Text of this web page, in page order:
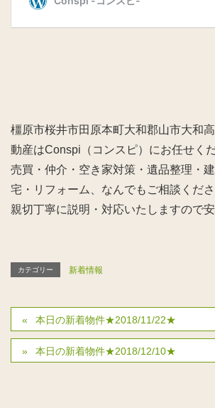
橿原市桜井市田原本町大和郡山市大和
動産はConspi（コンスピ）にお任せくだ
売買・仲介・空き家対策・遺品整理・
宅・リフォーム、なんでもご相談くださ
親切丁寧に説明・対応いたしますので安
カテゴリー 新着情報
本日の新着物件★2018/11/22★
本日の新着物件★2018/12/10★